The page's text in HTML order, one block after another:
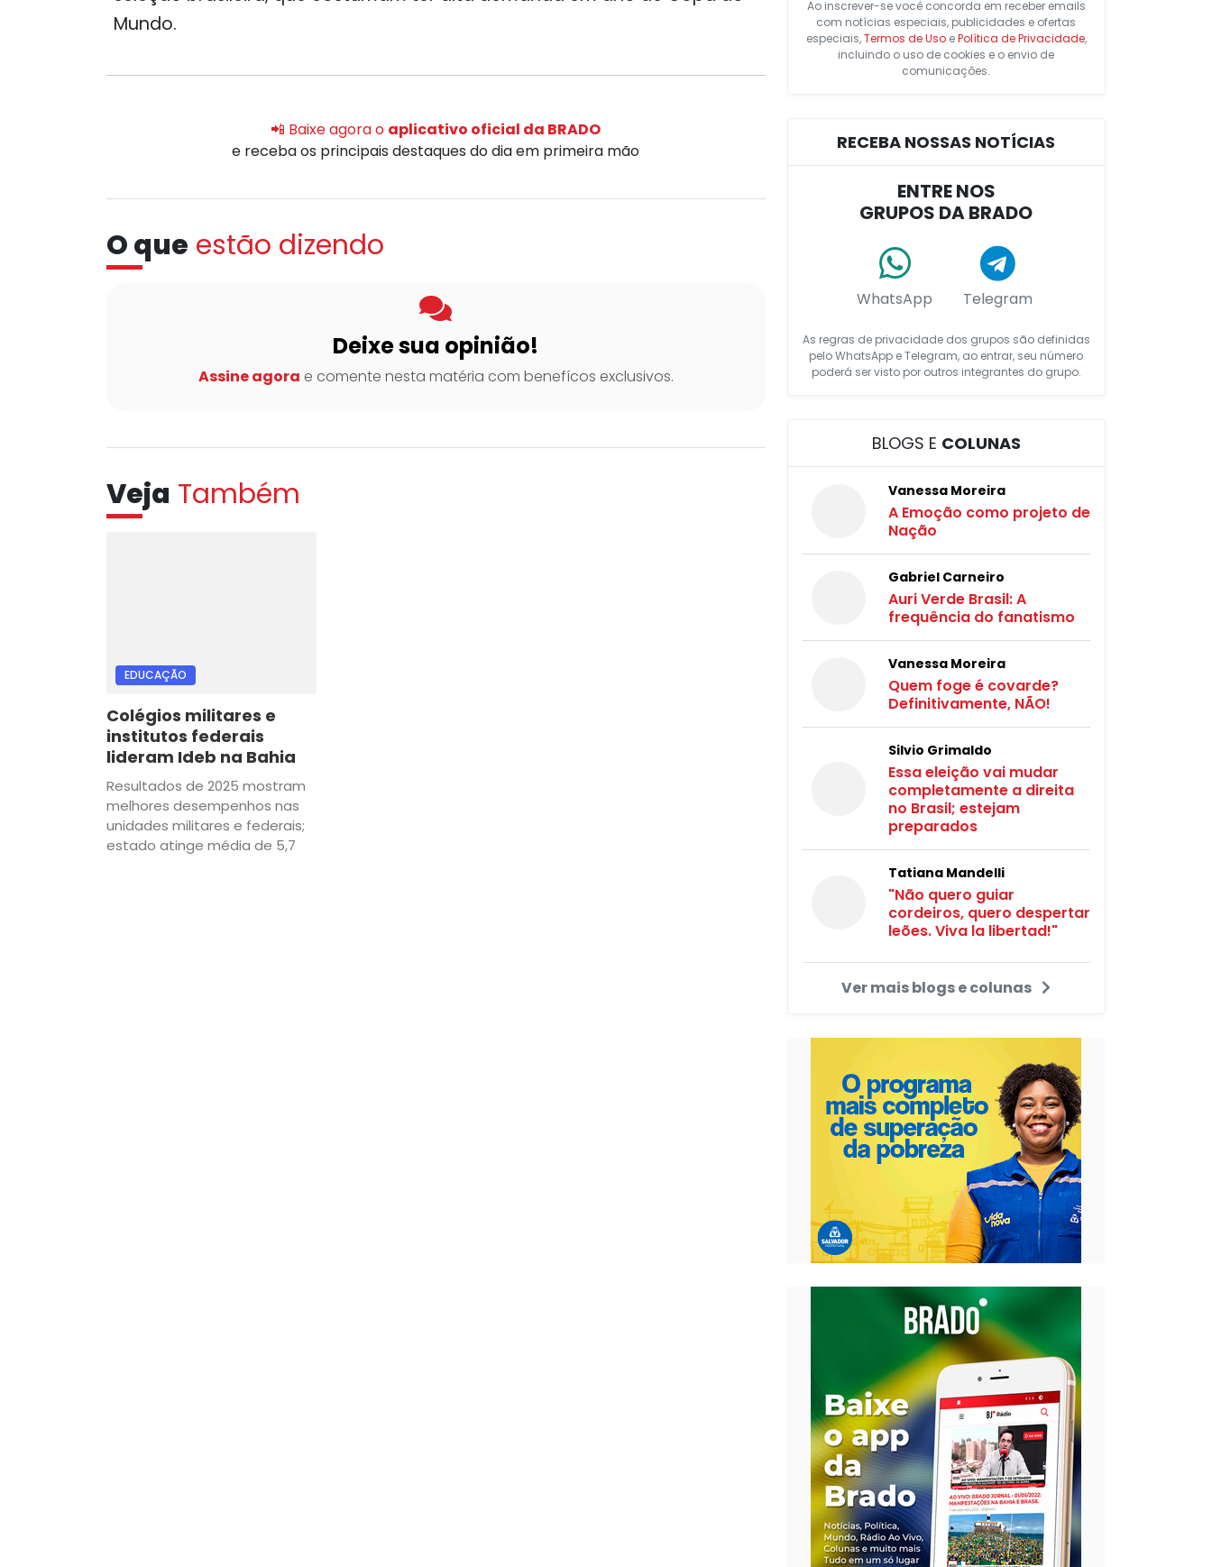
Mundo.
📲 Baixe agora o aplicativo oficial da BRADO
e receba os principais destaques do dia em primeira mão
O que estão dizendo
Deixe sua opinião!
Assine agora e comente nesta matéria com benefícos exclusivos.
Veja Também
EDUCAÇÃO
Colégios militares e
institutos federais
lideram Ideb na Bahia
Resultados de 2025 mostram
melhores desempenhos nas
unidades militares e federais;
estado atinge média de 5,7
Ao inscrever-se você concorda em receber emails
com notícias especiais, publicidades e ofertas
especiais,Termos de UsoePolítica de Privacidade,
incluindo o uso de cookies e o envio de
comunicações.
RECEBA NOSSAS NOTÍCIAS
ENTRE NOS
GRUPOS DA BRADO
WhatsApp Telegram
As regras de privacidade dos grupos são definidas
pelo WhatsApp e Telegram, ao entrar, seu número
poderá ser visto por outros integrantes do grupo.
BLOGS E COLUNAS
Vanessa Moreira
A Emoção como projeto de
Nação
Gabriel Carneiro
Auri Verde Brasil: A
frequência do fanatismo
Vanessa Moreira
Quem foge é covarde?
Definitivamente, NÃO!
Silvio Grimaldo
Essa eleição vai mudar
completamente a direita
no Brasil; estejam
preparados
Tatiana Mandelli
"Não quero guiar
cordeiros, quero despertar
leões. Viva la libertad!"
Ver mais blogs e colunas